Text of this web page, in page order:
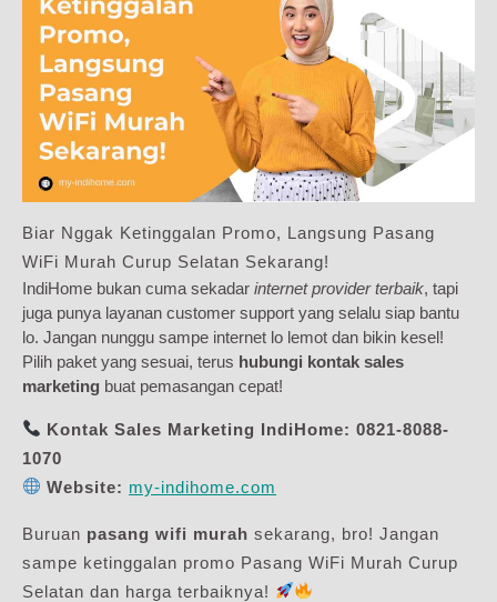
Biar Nggak Ketinggalan Promo, Langsung Pasang
WiFi Murah Curup Selatan Sekarang!
IndiHome bukan cuma sekadar internet provider terbaik, tapi
juga punya layanan customer support yang selalu siap bantu
lo. Jangan nunggu sampe internet lo lemot dan bikin kesel!
Pilih paket yang sesuai, terus hubungi kontak sales
marketing buat pemasangan cepat!
Kontak Sales Marketing IndiHome: 0821-8088-
1070
Website: my-indihome.com
Buruan pasang wifi murah sekarang, bro! Jangan
sampe ketinggalan promo Pasang WiFi Murah Curup
Selatan dan harga terbaiknya!